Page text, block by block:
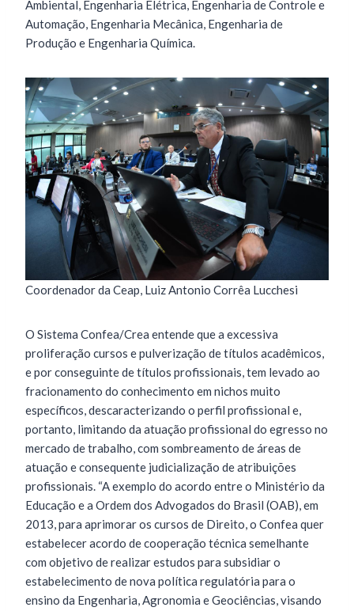
Ambiental, Engenharia Elétrica, Engenharia de Controle e
Automação, Engenharia Mecânica, Engenharia de
Produção e Engenharia Química.
Coordenador da Ceap, Luiz Antonio Corrêa Lucchesi
O Sistema Confea/Crea entende que a excessiva
proliferação cursos e pulverização de títulos acadêmicos,
e por conseguinte de títulos profissionais, tem levado ao
fracionamento do conhecimento em nichos muito
específicos, descaracterizando o perfil profissional e,
portanto, limitando da atuação profissional do egresso no
mercado de trabalho, com sombreamento de áreas de
atuação e consequente judicialização de atribuições
profissionais. “A exemplo do acordo entre o Ministério da
Educação e a Ordem dos Advogados do Brasil (OAB), em
2013, para aprimorar os cursos de Direito, o Confea quer
estabelecer acordo de cooperação técnica semelhante
com objetivo de realizar estudos para subsidiar o
estabelecimento de nova política regulatória para o
ensino da Engenharia, Agronomia e Geociências, visando